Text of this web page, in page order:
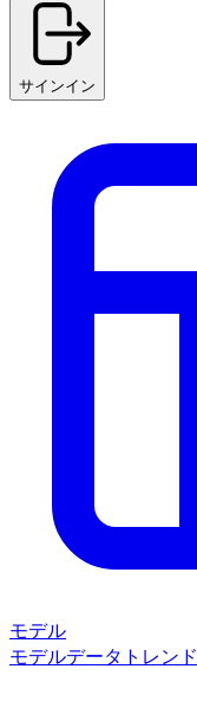
サインイン
モデル
モデルデータ トレンド